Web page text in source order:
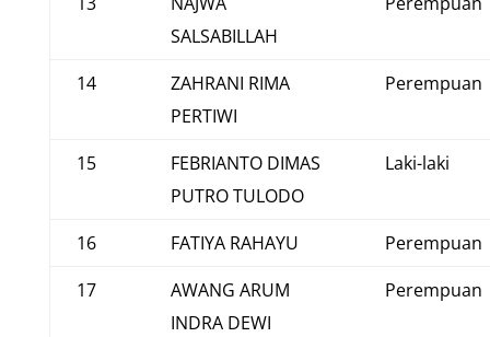
SALSABILLAH
14
ZAHRANI RIMA
PERTIWI
Perempuan
15
FEBRIANTO DIMAS
PUTRO TULODO
Laki-laki
16 FATIYA RAHAYU
Perempuan
17
AWANG ARUM
INDRA DEWI
Perempuan